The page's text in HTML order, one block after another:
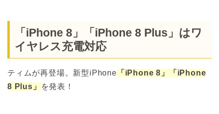
「iPhone 8」「iPhone 8 Plus」はワ
イヤレス充電対応
ティムが再登場。新型iPhone 「iPhone 8」「iPhone
8 Plus」
を発表！